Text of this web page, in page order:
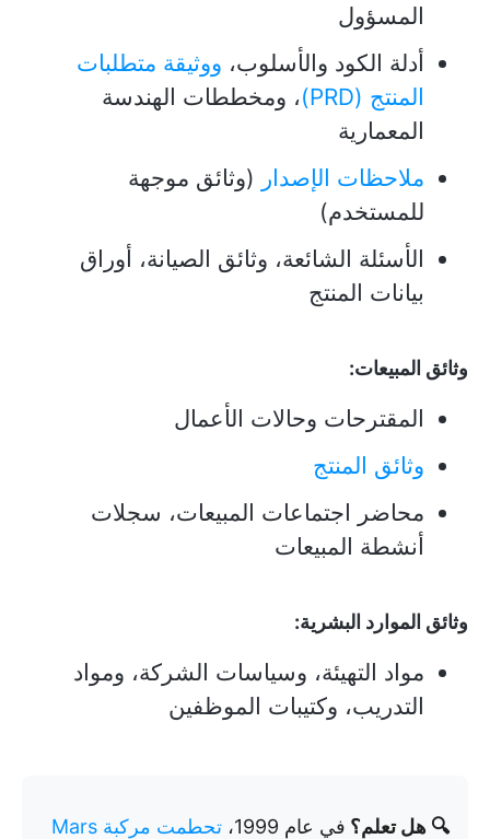
المسؤول
أدلة الكود والأسلوب، ووثيقة متطلبات
المنتج (PRD)
، ومخططات الهندسة
المعمارية
ملاحظات الإصدار (وثائق موجهة
للمستخدم)
الأسئلة الشائعة، وثائق الصيانة، أوراق
بيانات المنتج
وثائق المبيعات:
المقترحات وحالات الأعمال
وثائق المنتج
محاضر اجتماعات المبيعات، سجلات
أنشطة المبيعات
وثائق الموارد البشرية:
مواد التهيئة، وسياسات الشركة، ومواد
التدريب، وكتيبات الموظفين
🔍 هل تعلم؟ في عام 1999،
تحطمت مركبة Mars